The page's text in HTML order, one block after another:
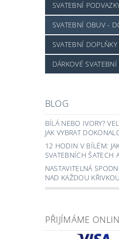
SVATEBNÍ
SVATEBNÍ OBUV -
SVATEBNÍ DOPLŇKY
DÁRKOVÉ
BLOG
BÍLÁ NEBO IVORY?
JAK VYBRAT
12 HODIN V BÍLÉM:
SVATEBNÍCH ŠATECH
NASTAVITELNÁ
NAD KAŽDOU KŘIVKOU
PŘIJÍMÁME